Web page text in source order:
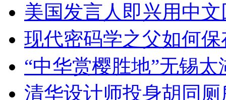
美国发言人即兴用中
现代密码学之父如何
“中华赏樱胜地”无锡
清华设计师投身胡同